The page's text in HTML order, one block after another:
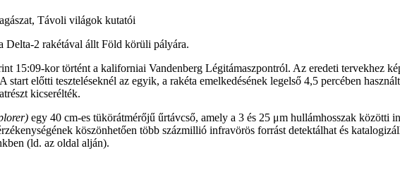
Távoli világok kutatói
2 rakétával állt Föld körüli pályára.
15:09-kor történt a kaliforniai Vandenberg Légitámaszpontról. Az eredeti tervekhez
start előtti teszteléseknél az egyik, a rakéta emelkedésének legelső 4,5 percében
kicserélték.
egy 40 cm-es tükörátmérőjű űrtávcső, amely a 3 és 25 μm hullámhosszak közötti
köszönhetően több százmillió infravörös forrást detektálhat és
(ld. az oldal alján).